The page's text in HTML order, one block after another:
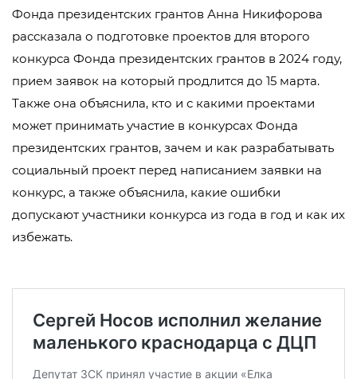
Фонда президентских грантов Анна Никифорова
рассказала о подготовке проектов для второго
конкурса Фонда президентских грантов в 2024 году,
прием заявок на который продлится до 15 марта.
Также она объяснила, кто и с какими проектами
может принимать участие в конкурсах Фонда
президентских грантов, зачем и как разрабатывать
социальный проект перед написанием заявки на
конкурс, а также объяснила, какие ошибки
допускают участники конкурса из года в год и как их
избежать.